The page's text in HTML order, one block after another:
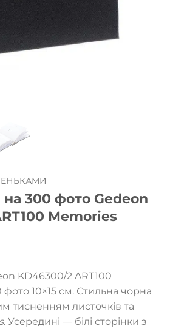
300 фото Gedeon
Memories
KD46300/2 ART100
фото 10×15 см. Стильна чорна
тисненням листочків та
. Усередині — білі сторінки з